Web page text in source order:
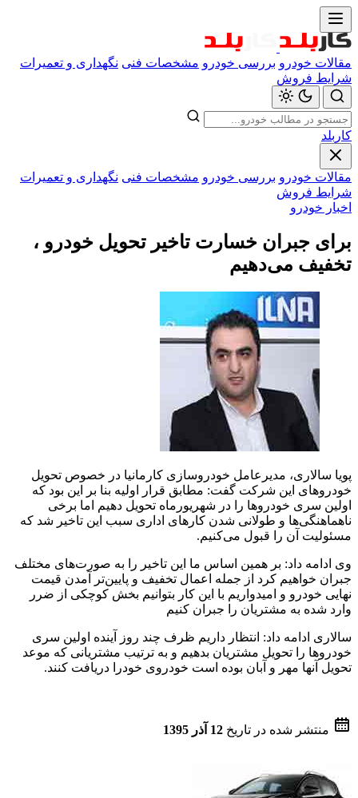
مقالات خودرو بررسی خودرو مشخصات فنی نگهداری و تعمیرات
شرایط فروش
کاربلد
مقالات خودرو بررسی خودرو مشخصات فنی نگهداری و تعمیرات
شرایط فروش
اخبار خودرو
برای جبران خسارت تاخیر تحویل خودرو ،
تخفیف می‌دهیم
پویا سالاری، مدیرعامل خودروسازی کارمانیا در خصوص تحویل
خودروهای این شرکت گفت: مطابق قرار اولیه بنا بر این بود که
اولین سری خودروها را در شهریورماه تحویل دهیم اما برخی
ناهماهنگی‌ها و طولانی شدن کارهای اداری سبب این تاخیر شد که
مسئولیت آن را قبول می‌کنیم.
وی ادامه داد: بر همین اساس ما این تاخیر را به صورت‌های مختلف
جبران خواهیم کرد از جمله اعمال تخفیف و پایین‌تر آمدن قیمت
نهایی خودرو و امیدواریم با این کار بتوانیم بخش کوچکی از ضرر
وارد شده به مشتریان را جبران کنیم
سالاری ادامه داد: انتظار داریم ظرف چند روز آینده اولین سری
خودروها را تحویل مشتریان بدهیم و به ترتیب مشتریانی که موعد
تحویل آنها مهر و آبان بوده است خودروی خودرا دریافت کنند.
منتشر شده در تاریخ 12 آذر 1395